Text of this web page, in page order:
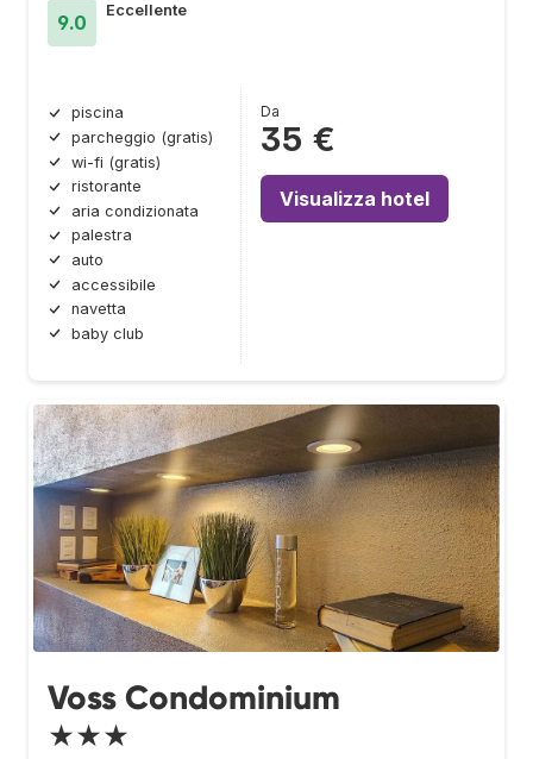
9.0
Eccellente
piscina
parcheggio (gratis)
wi-fi (gratis)
ristorante
aria condizionata
palestra
auto
accessibile
navetta
baby club
Da
35 €
Visualizza hotel
Voss Condominium
★★★